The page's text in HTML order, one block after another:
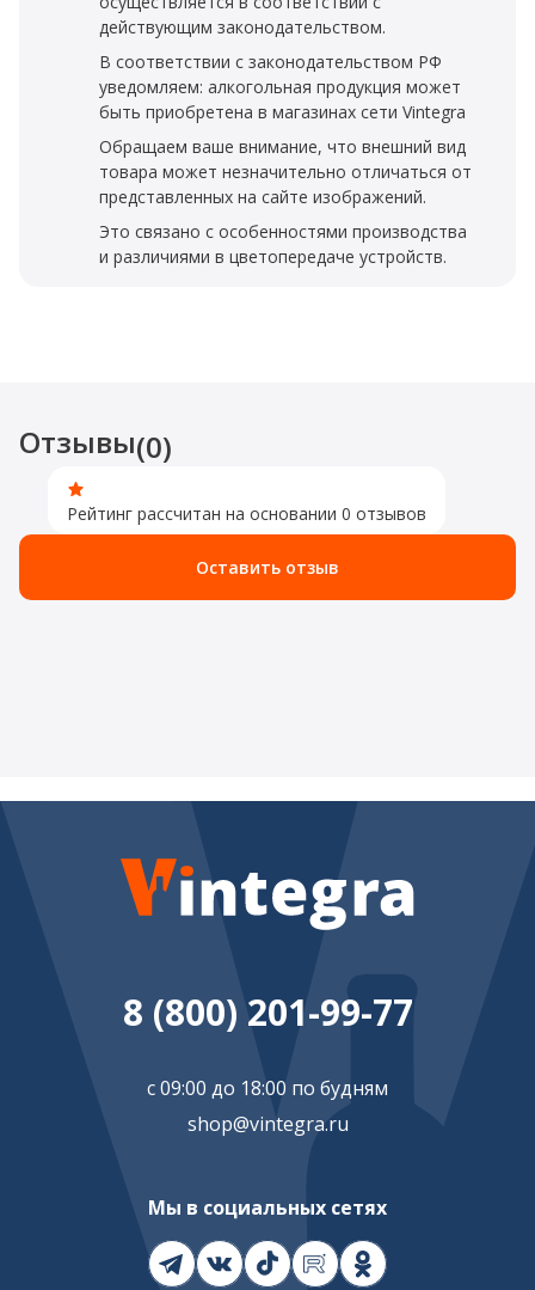
действующим законодательством.
В соответствии с законодательством РФ
уведомляем: алкогольная продукция может
быть приобретена в магазинах сети Vintegra
Обращаем ваше внимание, что внешний вид
товара может незначительно отличаться от
представленных на сайте изображений.
Это связано с особенностями производства
и различиями в цветопередаче устройств.
Отзывы(0)
Рейтинг рассчитан на основании 0 отзывов
Оставить отзыв
8 (800) 201-99-77
с 09:00 до 18:00 по будням
shop@vintegra.ru
Мы в социальных сетях